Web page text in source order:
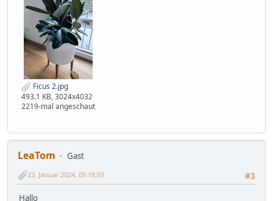
Ficus 2.jpg
493.1 KB, 3024x4032
2219-mal angeschaut
LeaTom
Gast
#3
23. Januar 2024, 05:18:03
Hallo